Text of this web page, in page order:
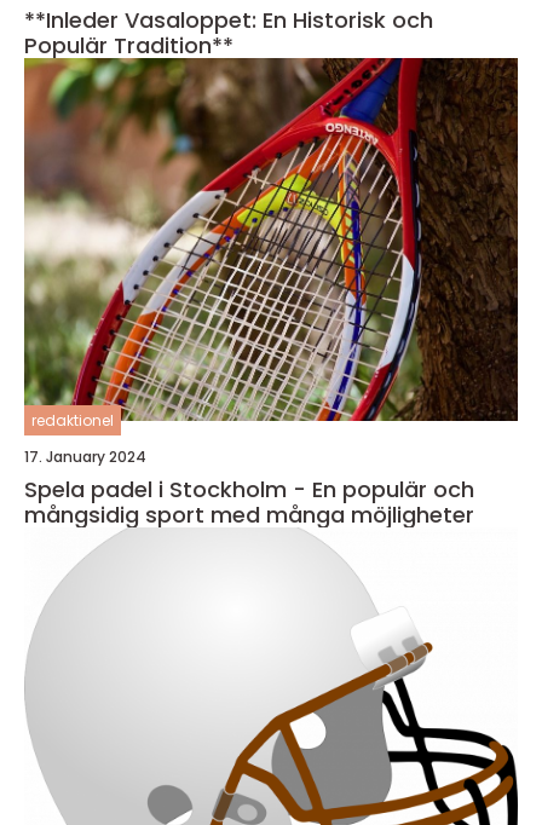
**Inleder Vasaloppet: En Historisk och
Populär Tradition**
redaktionel
17. January 2024
Spela padel i Stockholm - En populär och
mångsidig sport med många möjligheter